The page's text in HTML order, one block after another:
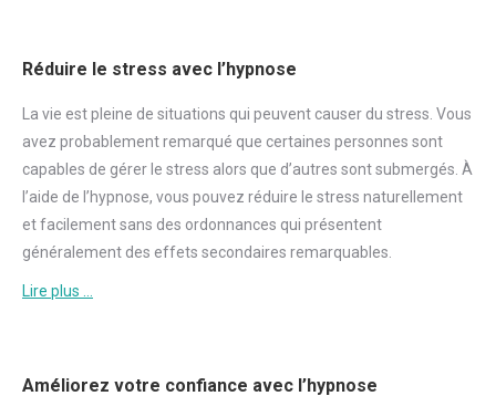
Réduire le stress avec l’hypnose
La vie est pleine de situations qui peuvent causer du stress . Vous
avez probablement remarqué que certaines personnes sont
capables de gérer le stress alors que d’autres sont submergés. À
l’aide de l’hypnose, vous pouvez réduire le stress naturellement
et facilement sans des ordonnances qui présentent
généralement des effets secondaires remarquables.
Lire plus …
Améliorez votre confiance avec l’hypnose